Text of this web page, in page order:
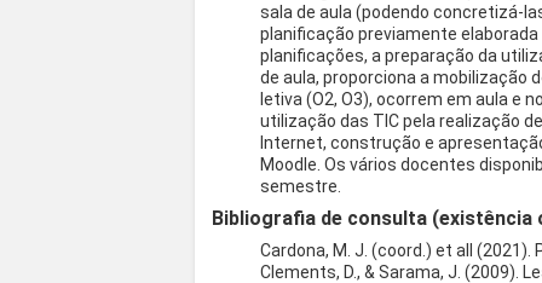
sala de aula (podendo concretizá-
planificação previamente elaborada
planificações, a preparação da
de aula, proporciona a mobilização
letiva (O2, O3), ocorrem em aula e
utilização das TIC pela realização
Internet, construção e
Moodle. Os vários docentes
semestre.
Bibliografia de consulta
Cardona, M. J. (coord.) et all (2021).
Clements, D., & Sarama, J. (2009).